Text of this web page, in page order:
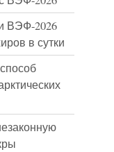
ВЭФ-2026
в сутки